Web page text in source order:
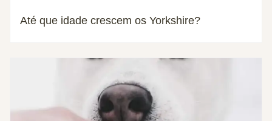
Até que idade crescem os Yorkshire?